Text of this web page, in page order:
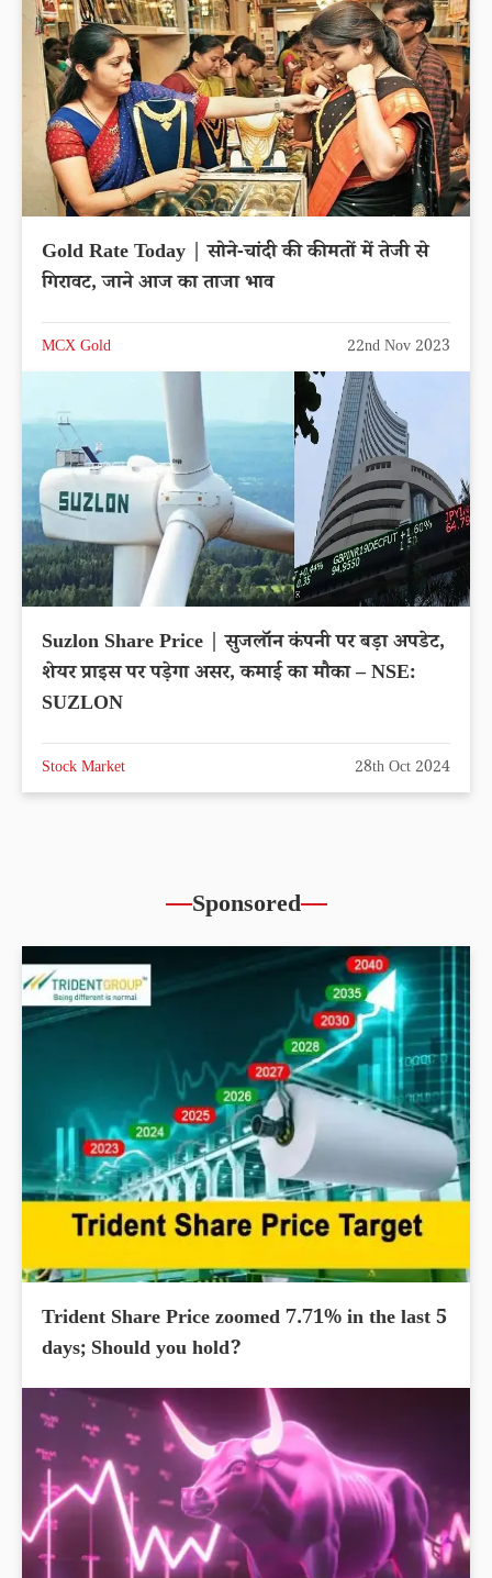
Gold Rate Today | सोने-चांदी की कीमतों में तेजी से
गिरावट, जाने आज का ताजा भाव
MCX Gold 22nd Nov 2023
Suzlon Share Price | सुजलॉन कंपनी पर बड़ा अपडेट,
शेयर प्राइस पर पड़ेगा असर, कमाई का मौका – NSE:
SUZLON
Stock Market 28th Oct 2024
Sponsored
Trident Share Price zoomed 7.71% in the last 5
days; Should you hold?